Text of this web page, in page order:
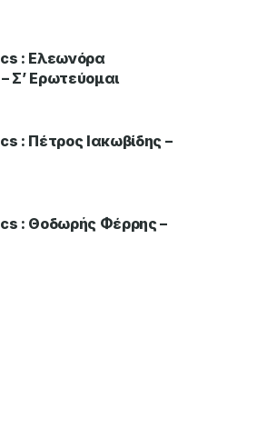
: Ελεωνόρα
Σ’ Ερωτεύομαι
: Πέτρος Ιακωβίδης –
: Θοδωρής Φέρρης –